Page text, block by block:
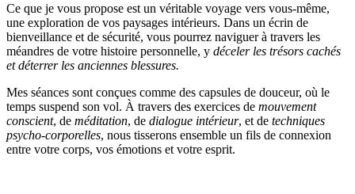
Ce que je vous propose est un véritable voyage vers vous-même,
une exploration de vos paysages intérieurs. Dans un écrin de
bienveillance et de sécurité, vous pourrez naviguer à travers les
méandres de votre histoire personnelle, y déceler les trésors cachés
et déterrer les anciennes blessures.
Mes séances sont conçues comme des capsules de douceur, où le
temps suspend son vol. À travers des exercices de mouvement
conscient, de méditation, de dialogue intérieur, et de techniques
psycho-corporelles, nous tisserons ensemble un fils de connexion
entre votre corps, vos émotions et votre esprit.